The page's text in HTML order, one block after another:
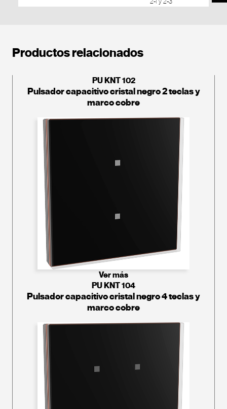
Productos relacionados
PU KNT 102
Pulsador capacitivo cristal negro 2 teclas y
marco cobre
Ver más
PU KNT 104
Pulsador capacitivo cristal negro 4 teclas y
marco cobre